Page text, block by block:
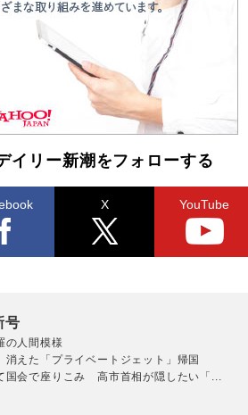
圭吾、伊坂幸太郎の人気シリーズ最新作どち
文庫化 映画化された直木賞受賞作もランク
［文庫ベストセラー］
Book Bang
イリー新潮をフォローする
X YouTube
号
人間模様
えた「プライベートジェット」帰国
国会で座りこみ 高市首相が隠したい「...